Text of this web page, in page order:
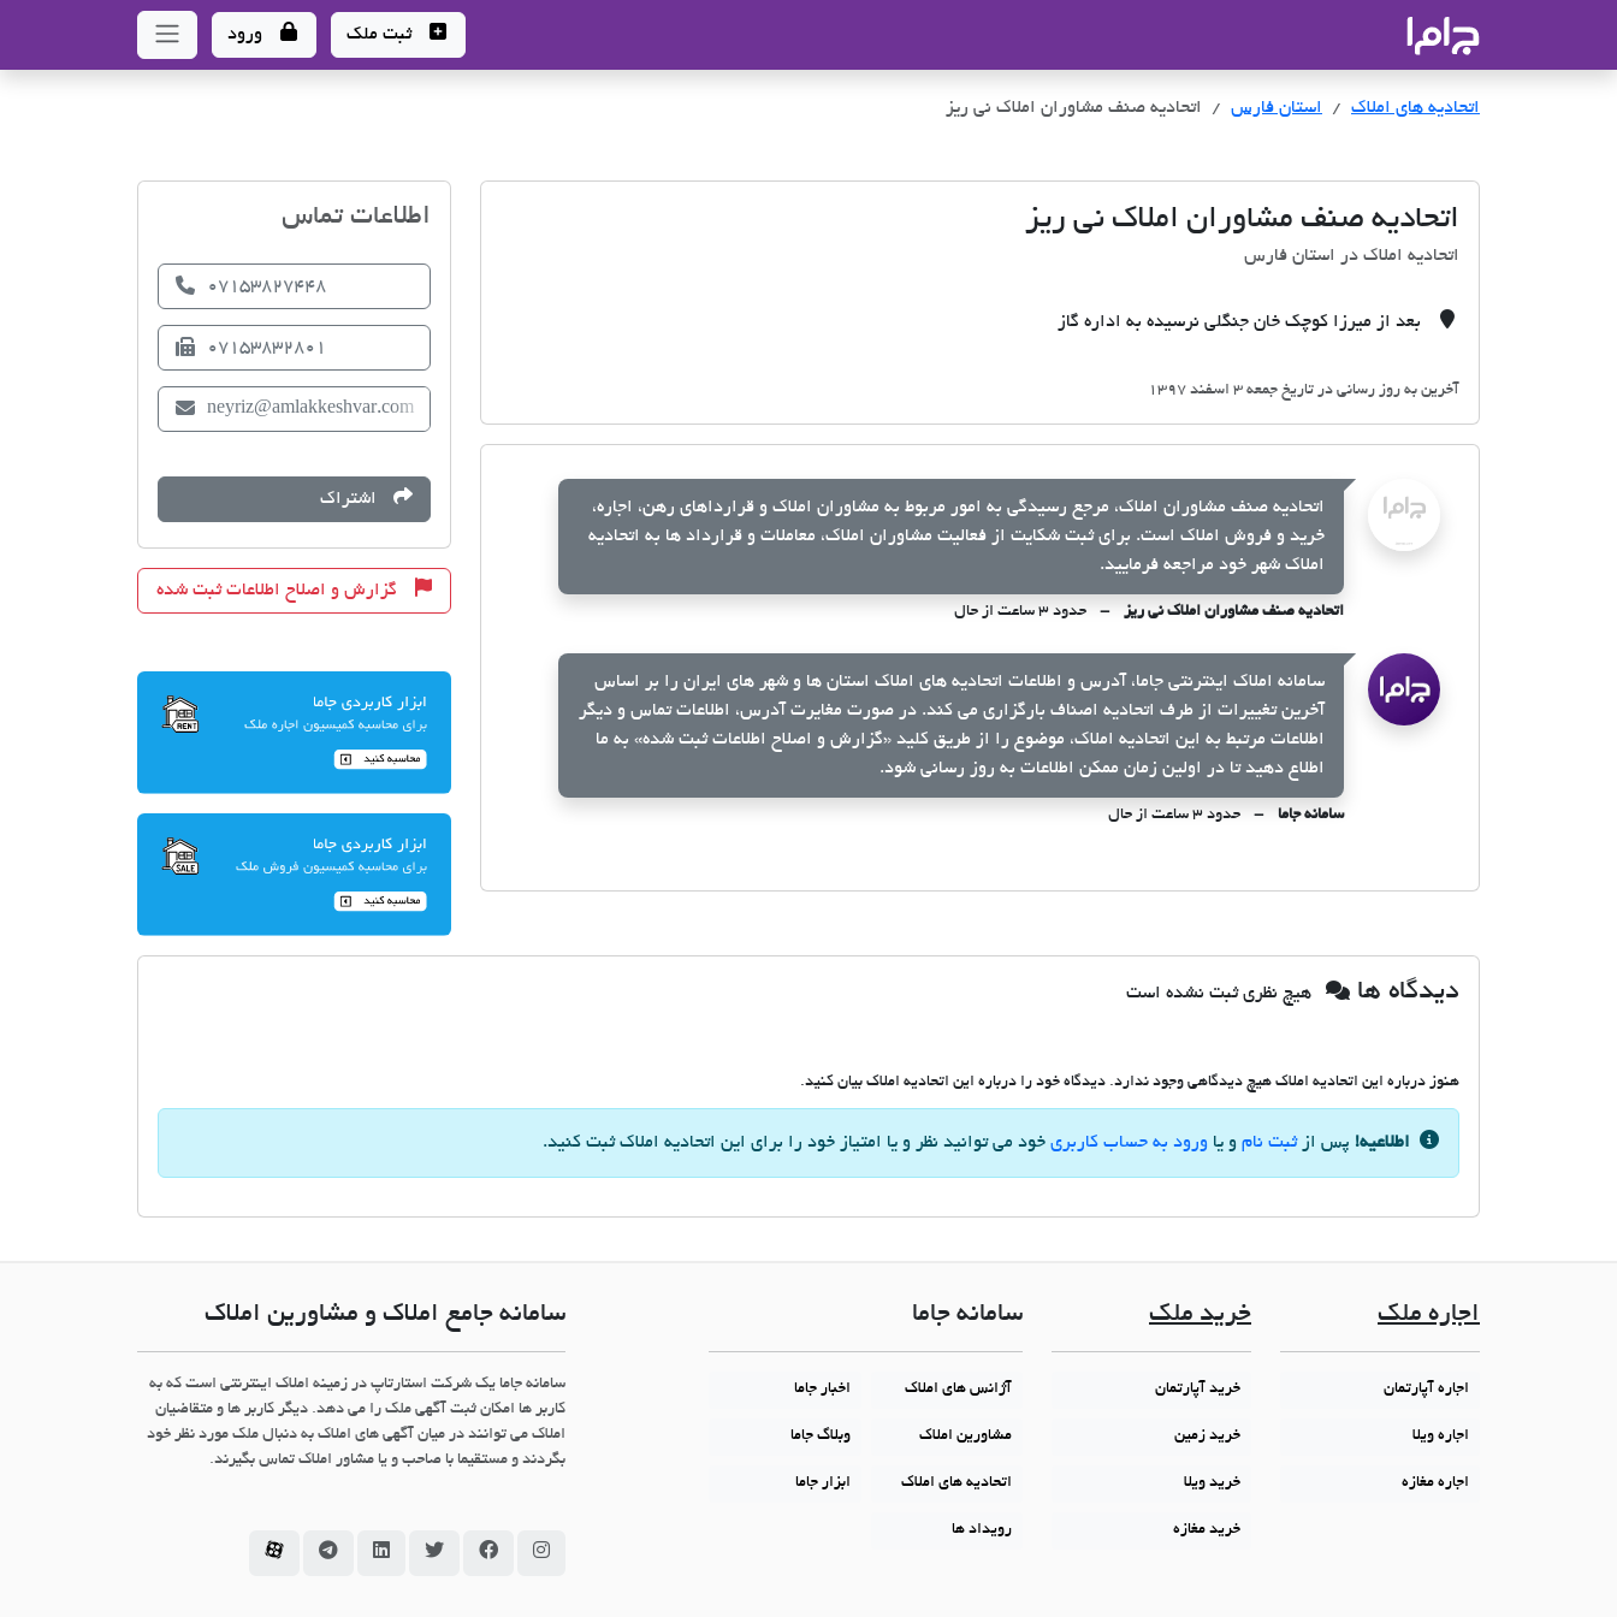
ثبت ملک ورود
اتحادیه های املاک اتحادیه های املاک
استان فارس اتحادیه صنف مشاوران املاک نی ریز
اتحادیه صنف مشاوران املاک نی ریز
اتحادیه املاک در استان فارس
بعد از میرزا کوچک خان جنگلی نرسیده به اداره گاز
آخرین به روز رسانی در تاریخ جمعه 3 اسفند 1397
اتحادیه صنف مشاوران املاک، مرجع رسیدگی به امور مربوط به مشاوران املاک و قرارداهای رهن، اجاره،
خرید و فروش املاک است. برای ثبت شکایت از فعالیت مشاوران املاک، معاملات و قرارداد ها به اتحادیه
املاک شهر خود مراجعه فرمایید.
اتحادیه صنف مشاوران املاک نی ریز حدود ۳ ساعت از حال
سامانه املاک اینترنتی جاما، آدرس و اطلاعات اتحادیه های املاک استان ها و شهر های ایران را بر اساس
آخرین تغییرات از طرف اتحادیه اصناف بارگزاری می کند. در صورت مغایرت آدرس، اطلاعات تماس و دیگر
اطلاعات مرتبط به این اتحادیه املاک، موضوع را از طریق کلید «گزارش و اصلاح اطلاعات ثبت شده» به ما
اطلاع دهید تا در اولین زمان ممکن اطلاعات به روز رسانی شود.
سامانه جاما حدود ۳ ساعت از حال
اطلاعات تماس
07153827448
07153832801
neyriz@amlakkeshvar.com
اشتراک
گزارش و اصلاح اطلاعات ثبت شده
دیدگاه ها هیچ نظری ثبت نشده است
هنوز درباره این اتحادیه املاک هیچ دیدگاهی وجود ندارد. دیدگاه خود را درباره این اتحادیه املاک بیان کنید.
اطلاعیه! پس ازثبت نام و یا ورود به حساب کاربری خود می توانید نظر و یا امتیاز خود را برای این اتحادیه املاک ثبت کنید.
اجاره ملک
اجاره آپارتمان
اجاره ویلا
اجاره مغازه
خرید ملک
خرید آپارتمان
خرید زمین
خرید ویلا
خرید مغازه
سامانه جاما
آژانس های املاک اخبار جاما
مشاورین املاک وبلاگ جاما
اتحادیه های املاک ابزار جاما
رویداد ها
سامانه جامع املاک و مشاورین املاک
سامانه جاما یک شرکت استارتاپ در زمینه املاک اینترنتی است که به
کاربر ها امکان ثبت آگهی ملک را می دهد. دیگر کاربر ها و متقاضیان
املاک می توانند در میان آگهی های املاک به دنبال ملک مورد نظر خود
بگردند و مستقیما با صاحب و یا مشاور املاک تماس بگیرند.
سامانه جاما در اینستاگرام
سامانه جاما در فیسبوک
سامانه جاما در توئیتر
سامانه جاما در لینکداین
سامانه جاما در تلگرام
سامانه جاما در آپارات